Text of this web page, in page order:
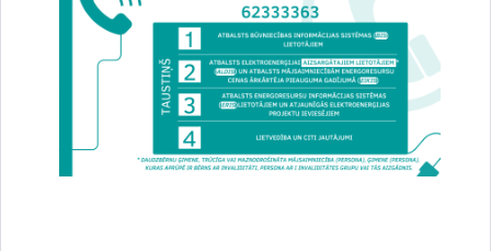
FIB Model Code 2020
Pašlaik dzelzsbetona konstrukciju projektēšanas 1. paaudzes
2. Eirokodeksam EN 1992 (kurš šobrīd Latvijā ir saistošs) par
galveno pamatojumu tiek uzskatīts 1990. gada FIB Model